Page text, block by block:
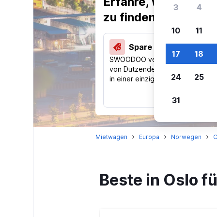
zu finden.
Spare 40 % und mehr
SWOODOO vergleicht Preise
von Dutzenden Reise-Websites
in einer einzigen Suche.
Mietwagen Europa Norwegen
Beste in Oslo
3 4
10 11
17 18
24 25
31